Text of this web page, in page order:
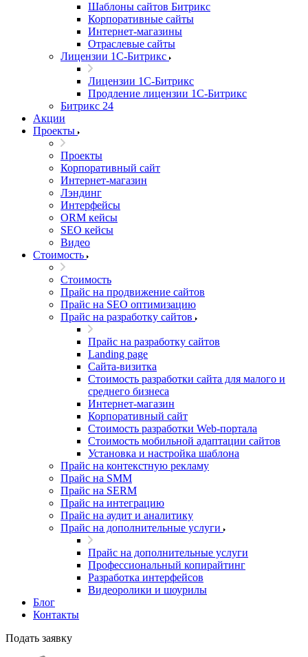
Шаблоны сайтов Битрикс
Корпоративные сайты
Интернет-магазины
Отраслевые сайты
Лицензии 1С-Битрикс
Лицензии 1С-Битрикс
Продление лицензии 1С-Битрикс
Битрикс 24
Акции
Проекты
Проекты
Корпоративный сайт
Интернет-магазин
Лэндинг
Интерфейсы
ORM кейсы
SEO кейсы
Видео
Стоимость
Стоимость
Прайс на продвижение сайтов
Прайс на SEO оптимизацию
Прайс на разработку сайтов
Прайс на разработку сайтов
Landing page
Cайта-визитка
Стоимость разработки сайта для малого и
среднего бизнеса
Интернет-магазин
Корпоративный сайт
Стоимость разработки Web-портала
Стоимость мобильной адаптации сайтов
Установка и настройка шаблона
Прайс на контекстную рекламу
Прайс на SMM
Прайс на SERM
Прайс на интеграцию
Прайс на аудит и аналитику
Прайс на дополнительные услуги
Прайс на дополнительные услуги
Профессиональный копирайтинг
Разработка интерфейсов
Видеоролики и шоурилы
Блог
Контакты
Подать заявку